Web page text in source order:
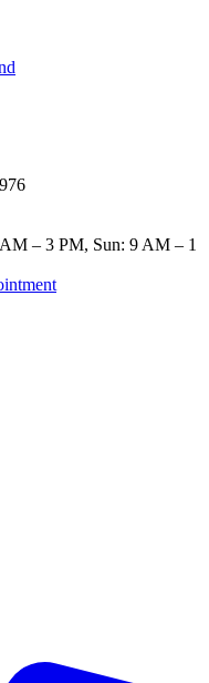
– 3 PM, Sun: 9 AM – 1